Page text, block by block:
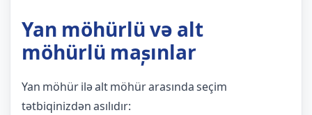
Yan möhürlü və alt
möhürlü maşınlar
Yan möhür ilə alt möhür arasında seçim
tətbiqinizdən asılıdır: